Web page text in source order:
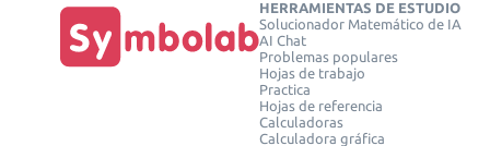
HERRAMIENTAS DE ESTUDIO
Solucionador Matemático de IA
AI Chat
Problemas populares
Hojas de trabajo
Practica
Hojas de referencia
Calculadoras
Calculadora gráfica